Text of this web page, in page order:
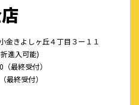
金きよしヶ丘４丁目３ー１１
進入可能)
最終受付）
最終受付）